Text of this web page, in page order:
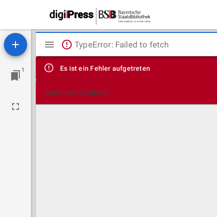
1
Mirador
Viewer
TypeError: Failed to fetch
Es ist ein Fehler aufgetreten
Technische Details